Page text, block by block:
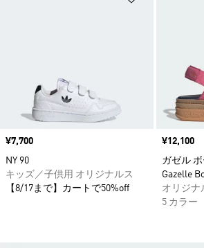
価格
¥7,700
NY 90
キッズ／子供用 オリジナルス
【8/17まで】カートで50%off
価格
¥12,100
ガゼル
Gazelle
オリジナ
5 カラー